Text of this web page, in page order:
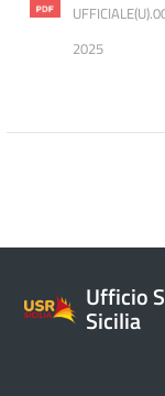
2025
Ufficio
Sicilia